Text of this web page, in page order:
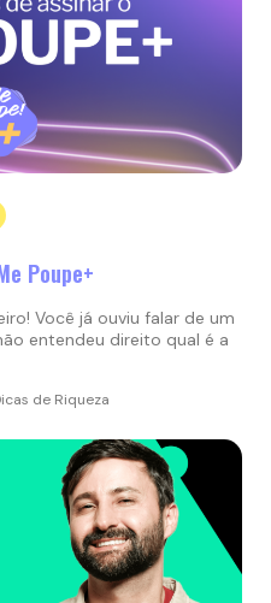
Poupe+
Você já ouviu falar de um
entendeu direito qual é a
de Riqueza